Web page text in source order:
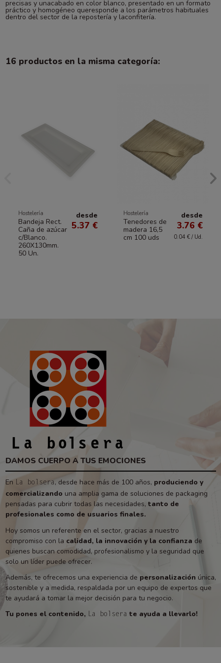
precisas y unacabado en color blanco, presentado en un formato
práctico y homogéneo queresponde a los parámetros habituales
dentro del sector de la repostería y laconfitería.
16 productos en la misma categoría:
Hostelería
Bandeja Rect.
Caña de azúcar
c/Blanco.
260X130mm.
50 Un.
desde
5.37 €
Hostelería
Tenedores de
madera 16,5
cm 100 uds
desde
3.76 €
0.04 € / Ud.
DAMOS CUERPO A TUS EMOCIONES
En La bolsera , desde hace más de 100 años, produciendo y
comercializando una amplia gama de soluciones de packaging
pensadas para cubrir todas las necesidades, tanto de
profesionales como de usuarios finales.
Hoy somos un referente en el sector, gracias a nuestro
compromiso con la calidad, la innovación y la confianza de
quienes buscan comodidad, profesionalismo y la seguridad que
solo un líder puede ofrecer.
Además, te ofrecemos una experiencia de personalización única,
sostenible y a medida, respaldada por un equipo de expertos que
te ayudará a tomar la mejor decisión para tu negocio.
Tu pones el contenido, La bolsera te ayuda a llevarlo!